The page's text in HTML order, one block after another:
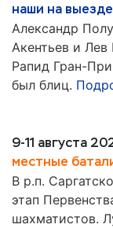
наши на выезде
Александр
Акентьев и Лев
Рапид Гран-
был блиц.
9-11 августа
местные
В р.п.
этап
шахматистов.